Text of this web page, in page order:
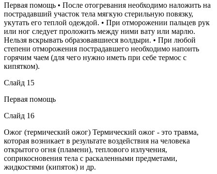
Первая помощь • После отогревания необходимо наложить на
пострадавший участок тела мягкую стерильную повязку,
укутать его теплой одеждой. • При отморожении пальцев рук
или ног следует проложить между ними вату или марлю.
Нельзя вскрывать образовавшиеся волдыри. • При любой
степени отморожения пострадавшего необходимо напоить
горячим чаем (для чего нужно иметь при себе термос с
кипятком).
Слайд 15
Первая помощь
Слайд 16
Ожог (термический ожог) Термический ожог - это травма,
которая возникает в результате воздействия на человека
открытого огня (пламени), теплового излучения,
соприкосновения тела с раскаленными предметами,
жидкостями (кипяток) и др.